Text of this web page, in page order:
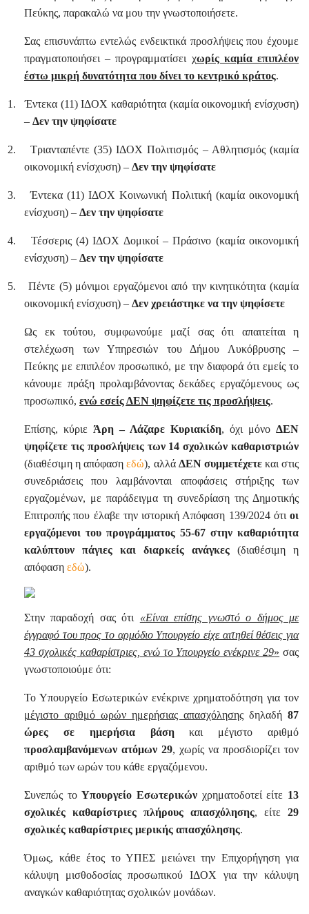
Πεύκης, παρακαλώ να μου την γνωστοποιήσετε.
Σας επισυνάπτω εντελώς ενδεικτικά προσλήψεις που έχουμε
πραγματοποιήσει – προγραμματίσει χωρίς καμία επιπλέον
έστω μικρή δυνατότητα που δίνει το κεντρικό κράτος.
1.
Έντεκα (11) ΙΔΟΧ καθαριότητα (καμία οικονομική ενίσχυση)
– Δεν την ψηφίσατε
2.
Τριανταπέντε (35) ΙΔΟΧ Πολιτισμός – Αθλητισμός (καμία
οικονομική ενίσχυση) – Δεν την ψηφίσατε
3.
Έντεκα (11) ΙΔΟΧ Κοινωνική Πολιτική (καμία οικονομική
ενίσχυση) – Δεν την ψηφίσατε
4.
Τέσσερις (4) ΙΔΟΧ Δομικοί – Πράσινο (καμία οικονομική
ενίσχυση) – Δεν την ψηφίσατε
5.
Πέντε (5) μόνιμοι εργαζόμενοι από την κινητικότητα (καμία
οικονομική ενίσχυση) – Δεν χρειάστηκε να την ψηφίσετε
Ως εκ τούτου, συμφωνούμε μαζί σας ότι απαιτείται η
στελέχωση των Υπηρεσιών του Δήμου Λυκόβρυσης –
Πεύκης με επιπλέον προσωπικό, με την διαφορά ότι εμείς το
κάνουμε πράξη προλαμβάνοντας δεκάδες εργαζόμενους ως
προσωπικό, ενώ εσείς ΔΕΝ ψηφίζετε τις προσλήψεις.
Επίσης, κύριε Άρη – Λάζαρε Κυριακίδη, όχι μόνο ΔΕΝ
ψηφίζετε τις προσλήψεις των 14 σχολικών καθαριστριών
(διαθέσιμη η απόφασηεδώ), αλλά ΔΕΝ συμμετέχετεκαι στις
συνεδριάσεις που λαμβάνονται αποφάσεις στήριξης των
εργαζομένων, με παράδειγμα τη συνεδρίαση της Δημοτικής
Επιτροπής που έλαβε την ιστορική Απόφαση 139/2024 ότι οι
εργαζόμενοι του προγράμματος 55-67 στην καθαριότητα
καλύπτουν πάγιες και διαρκείς ανάγκες (διαθέσιμη η
απόφαση εδώ).
Στην παραδοχή σας ότι «Είναι επίσης γνωστό ο δήμος με
έγγραφό του προς το αρμόδιο Υπουργείο είχε αιτηθεί θέσεις για
43 σχολικές καθαρίστριες, ενώ το Υπουργείο ενέκρινε 29» σας
γνωστοποιούμε ότι:
Το Υπουργείο Εσωτερικών ενέκρινε χρηματοδότηση για τον
μέγιστο αριθμό ωρών ημερήσιας απασχόλησης δηλαδή 87
ώρες σε ημερήσια βάσηκαι μέγιστο αριθμό
προσλαμβανόμενων ατόμων 29, χωρίς να προσδιορίζει τον
αριθμό των ωρών του κάθε εργαζόμενου.
Συνεπώς τοΥπουργείο Εσωτερικών χρηματοδοτεί είτε 13
σχολικές καθαρίστριες πλήρους απασχόλησης, είτε 29
σχολικές καθαρίστριες μερικής απασχόλησης.
Όμως, κάθε έτος το ΥΠΕΣ μειώνει την Επιχορήγηση για
κάλυψη μισθοδοσίας προσωπικού ΙΔΟΧ για την κάλυψη
αναγκών καθαριότητας σχολικών μονάδων.